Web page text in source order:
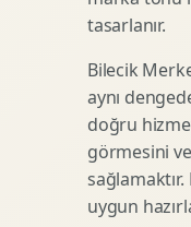
SEO Icerik Stratejisi
Schema Markup
Premium Ambalaj Tasarimi
Etiket Tasarimi
Kutu Tasarimi
tasarlanır.
Bilecik
aynı
doğru
görmesini
sağlamaktır.
uygun